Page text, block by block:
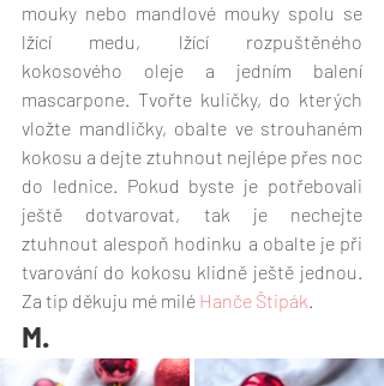
mouky nebo mandlové mouky spolu se
lžící medu, lžící rozpuštěného
kokosového oleje a jedním balení
mascarpone. Tvořte kuličky, do kterých
vložte mandličky, obalte ve strouhaném
kokosu a dejte ztuhnout nejlépe přes noc
do lednice. Pokud byste je potřebovali
ještě dotvarovat, tak je nechejte
ztuhnout alespoň hodinku a obalte je při
tvarování do kokosu klidně ještě jednou.
Za tip děkuju mé milé Hanče Štipák.
M.